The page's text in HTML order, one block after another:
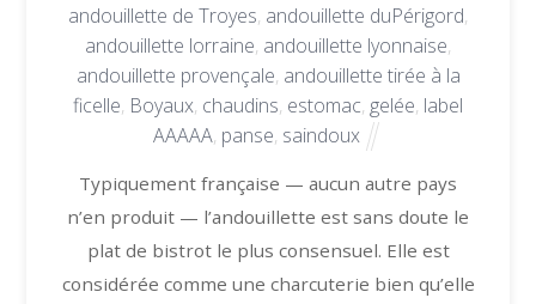
andouillette de Troyes, andouillette duPérigord,
andouillette lorraine, andouillette lyonnaise,
andouillette provençale, andouillette tirée à la
ficelle, Boyaux, chaudins, estomac, gelée, label
AAAAA, panse, saindoux
Typiquement française — aucun autre pays
n’en produit — l’andouillette est sans doute le
plat de bistrot le plus consensuel. Elle est
considérée comme une charcuterie bien qu’elle